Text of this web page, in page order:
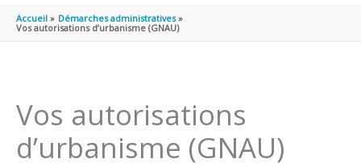
PRINCIPAL
Accueil
Démarches administratives
Vos autorisations d’urbanisme (GNAU)
Vos autorisations
d’urbanisme (GNAU)